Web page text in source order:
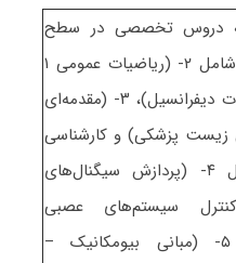
دروس تخصصی در سطح
کارشناسی شامل ۲- (ریاضیات عمومی ۱
و ۲، معادلات دیفرانسیل)، ۳- (مقدمه‌ای
زیست پزشکی) و کارشناسی
ارشد شامل ۴- (پردازش سیگنال‌های
سیستم‌های عصبی
عضلانی)، ۵- (مبانی بیومکانیک –